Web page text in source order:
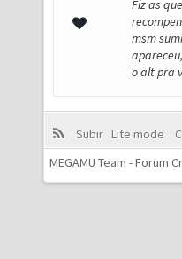
Fiz as
msm
o alt pra
Subir Lite mode
MEGAMU Team - Forum